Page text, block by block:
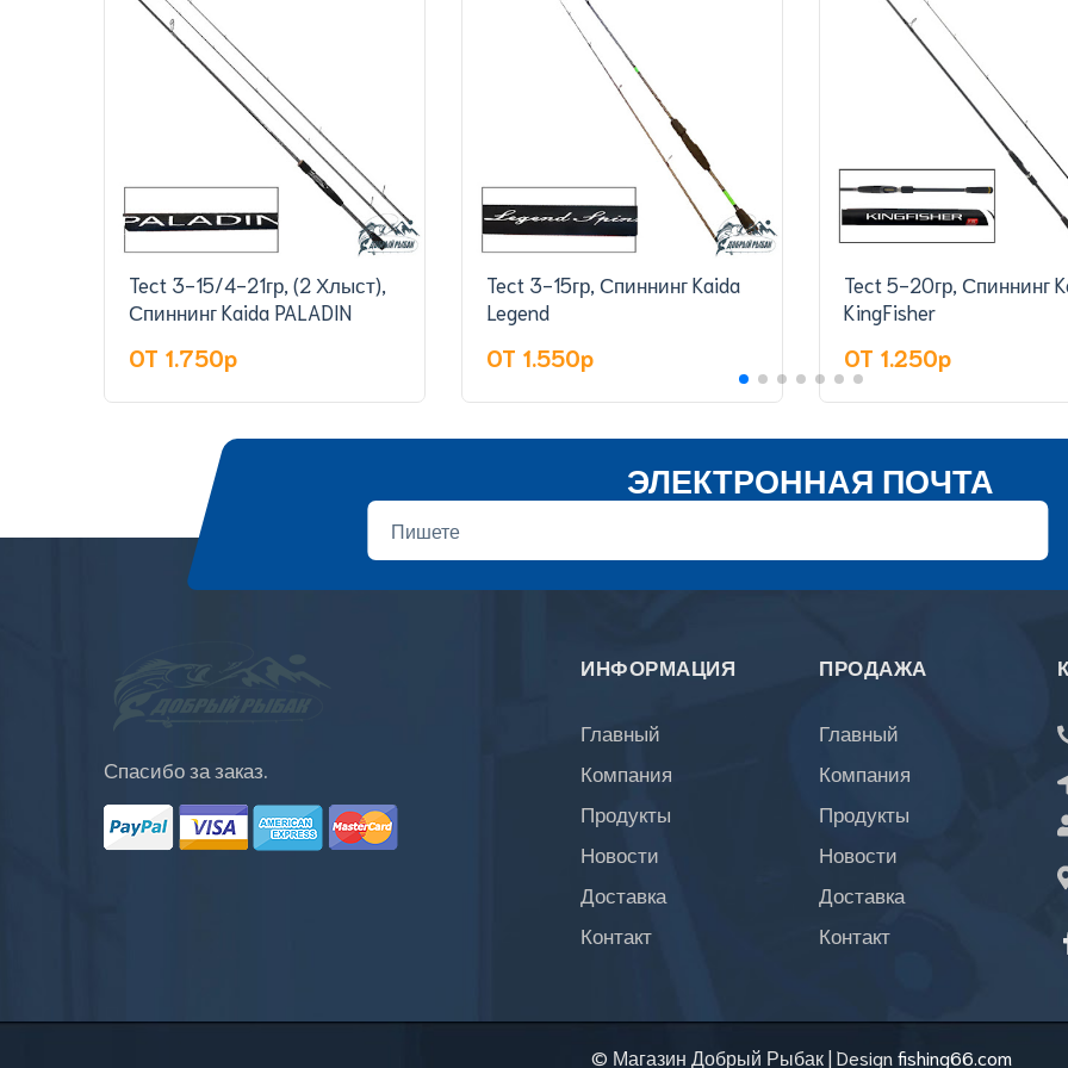
Tect 3-15/4-21гр, (2 Хлыст),
Спиннинг Kaida PALADIN
OT 1.750p
Tect 3-15гр, Спиннинг Kaida
Legend
OT 1.550p
Tect 5-20гр, Спиннинг
KingFisher
OT 1.250p
ЭЛЕКТРОННАЯ ПОЧТА
Спасибо за заказ.
ИНФОРМАЦИЯ
Главный
Компания
Продукты
Новости
Доставка
Контакт
ПРОДАЖА
Главный
Компания
Продукты
Новости
Доставка
Контакт
© Магазин Добрый Рыбак| Design fishing66.com